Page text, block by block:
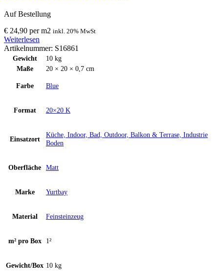
Auf Bestellung
€ 24,90 perm2 inkl. 20% MwSt
Weiterlesen
Artikelnummer: S16861
Gewicht
10 kg
Maße
20 × 20 × 0,7 cm
Farbe Blue
Format 20×20 K
Einsatzort
Küche, Indoor, Bad, Outdoor, Balkon & Terrase, Industrie
Boden
Oberfläche Matt
Marke Yurtbay
Material Feinsteinzeug
m² pro Box 1²
Gewicht/Box 10 kg